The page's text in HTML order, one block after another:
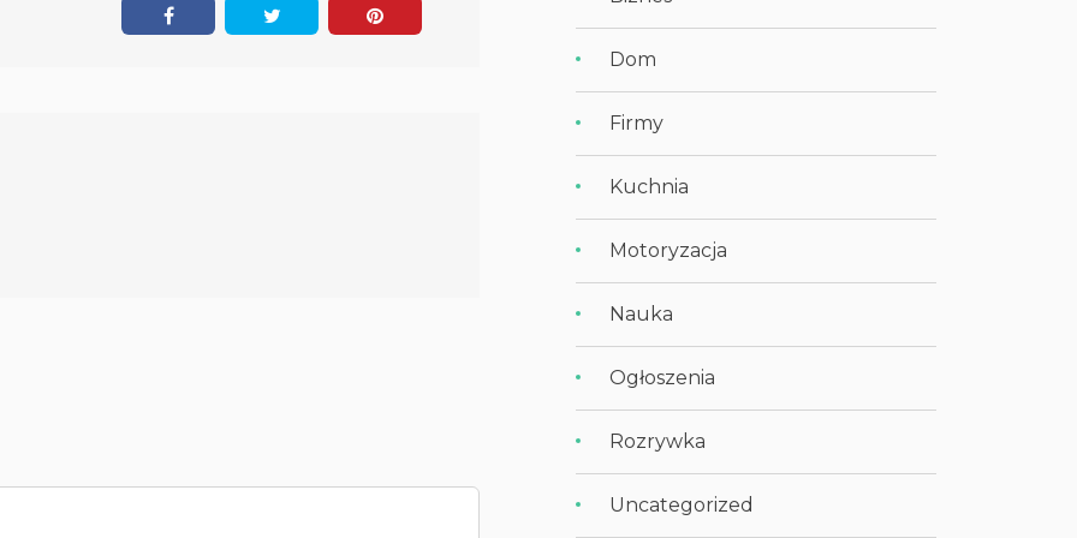
Dom
Firmy
Kuchnia
Motoryzacja
Nauka
Ogłoszenia
Rozrywka
Uncategorized